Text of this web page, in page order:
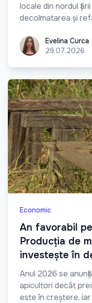
locale din nordul
decolmatarea și
Evelina CurcaEvelina Curca
29.07.2026
Economic
An favorabil
Producția de
investește în
Anul 2026 se
apicultori decât
este în creștere, iar